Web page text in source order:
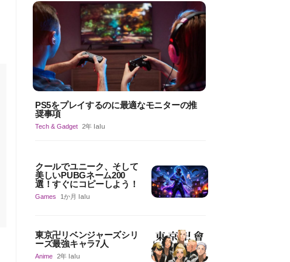
PS5をプレイするのに最適なモニターの推
奨事項
Tech & Gadget 2年 lalu
クールでユニーク、そして
美しいPUBGネーム200
選！すぐにコピーしよう！
Games 1か月 lalu
東京卍リベンジャーズシリ
ーズ最強キャラ7人
Anime 2年 lalu